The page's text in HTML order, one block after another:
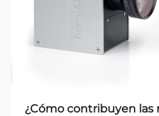
¿Cómo contribuyen las